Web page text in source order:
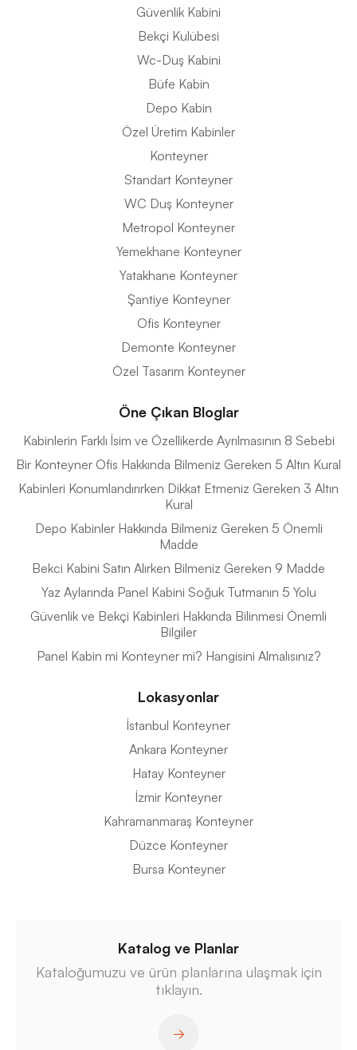
Güvenlik Kabini
Bekçi Kulübesi
Wc-Duş Kabini
Büfe Kabin
Depo Kabin
Özel Üretim Kabinler
Konteyner
Standart Konteyner
WC Duş Konteyner
Metropol Konteyner
Yemekhane Konteyner
Yatakhane Konteyner
Şantiye Konteyner
Ofis Konteyner
Demonte Konteyner
Özel Tasarım Konteyner
Öne Çıkan Bloglar
Kabinlerin Farklı İsim ve Özellikerde Ayrılmasının 8 Sebebi
Bir Konteyner Ofis Hakkında Bilmeniz Gereken 5 Altın Kural
Kabinleri Konumlandırırken Dikkat Etmeniz Gereken 3 Altın
Kural
Depo Kabinler Hakkında Bilmeniz Gereken 5 Önemli
Madde
Bekci Kabini Satın Alırken Bilmeniz Gereken 9 Madde
Yaz Aylarında Panel Kabini Soğuk Tutmanın 5 Yolu
Güvenlik ve Bekçi Kabinleri Hakkında Bilinmesi Önemli
Bilgiler
Panel Kabin mi Konteyner mi? Hangisini Almalısınız?
Lokasyonlar
İstanbul Konteyner
Ankara Konteyner
Hatay Konteyner
İzmir Konteyner
Kahramanmaraş Konteyner
Düzce Konteyner
Bursa Konteyner
Katalog ve Planlar
Kataloğumuzu ve ürün planlarına ulaşmak için
tıklayın.